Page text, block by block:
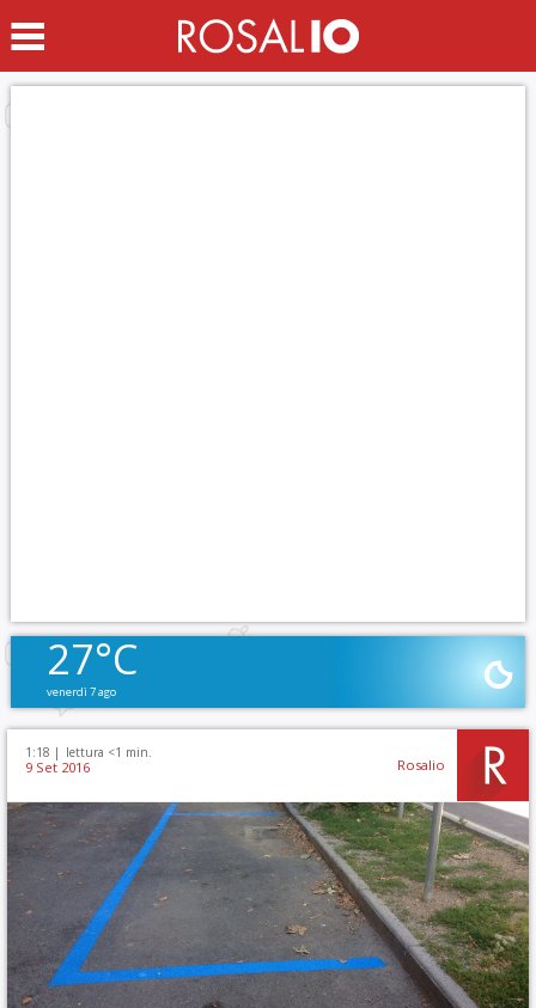
27°C
venerdì 7 ago
1:18 | lettura <1 min.
9 Set 2016 Rosalio